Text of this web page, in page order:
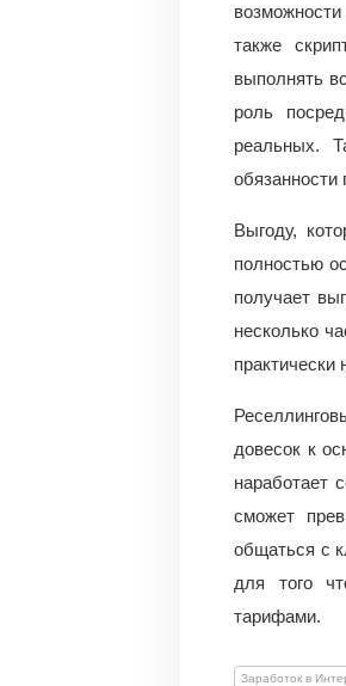
также
выполнять
роль
реальных.
Выгоду,
полностью
получает
несколько
практически
довесок к
наработает
сможет
общаться с
для того
тарифами.
Заработок в